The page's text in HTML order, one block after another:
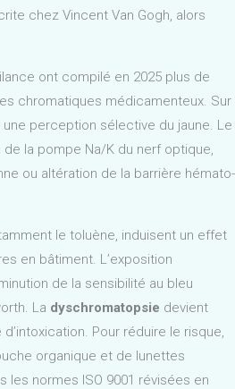
chez Vincent Van Gogh, alors
ont compilé en 2025 plus de
chromatiques médicamenteux. Sur
perception sélective du jaune. Le
la pompe Na/K du nerf optique,
ou altération de la barrière hémato-
le toluène, induisent un effet
en bâtiment. L’exposition
de la sensibilité au bleu
La dyschromatopsie devient
Pour réduire le risque,
organique et de lunettes
les normes ISO 9001 révisées en